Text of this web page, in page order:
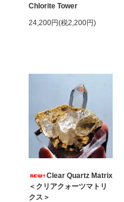
Chlorite Tower
24,200円(税2,200円)
Clear Quartz Matrix
＜クリアクォーツマトリ
クス＞